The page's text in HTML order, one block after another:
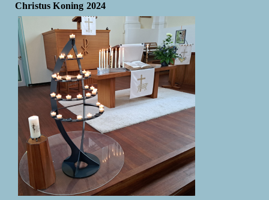
Christus Koning 2024